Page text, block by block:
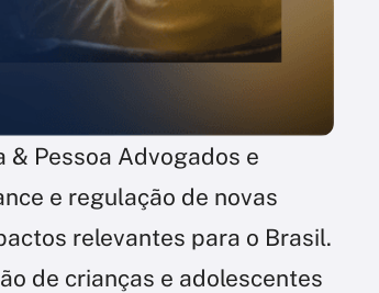
& Pessoa Advogados e
e regulação de novas
relevantes para o Brasil.
de crianças e adolescentes